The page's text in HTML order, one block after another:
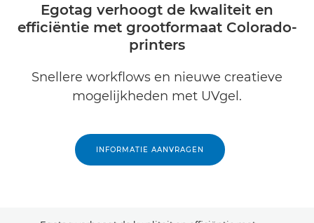
Inzichten
Zakelijke Case Studies
Egotag verhoogt de kwaliteit en
efficiëntie met grootformaat Colorado-
printers
Snellere workflows en nieuwe creatieve
mogelijkheden met UVgel.
INFORMATIE AANVRAGEN